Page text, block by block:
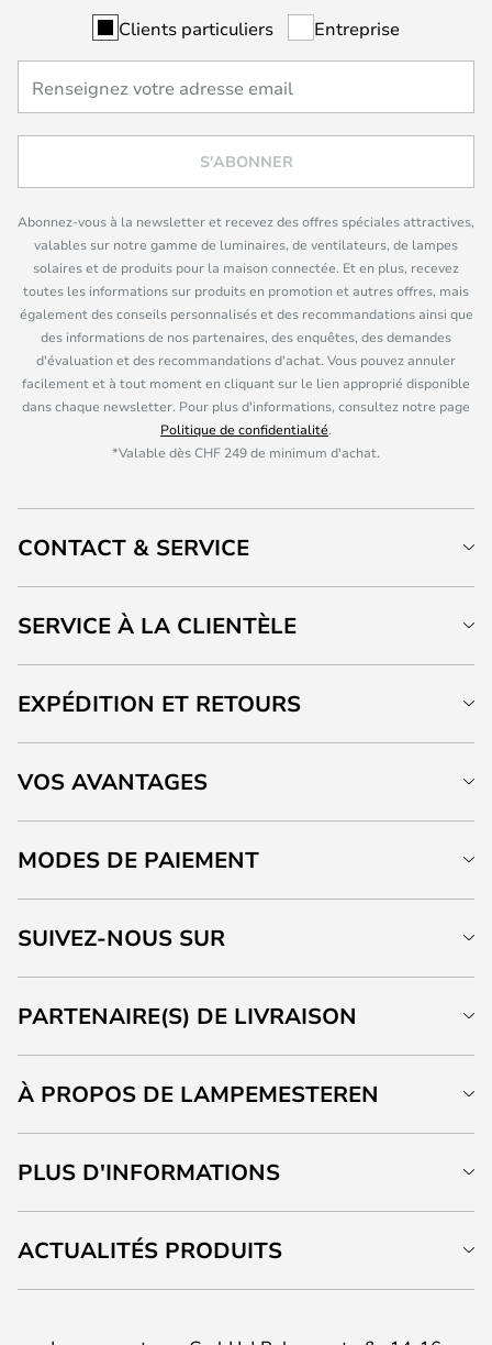
Clients particuliers Entreprise
S'ABONNER
Abonnez-vous à la newsletter et recevez des offres spéciales attractives,
valables sur notre gamme de luminaires, de ventilateurs, de lampes
solaires et de produits pour la maison connectée. Et en plus, recevez
toutes les informations sur produits en promotion et autres offres, mais
également des conseils personnalisés et des recommandations ainsi que
des informations de nos partenaires, des enquêtes, des demandes
d'évaluation et des recommandations d'achat. Vous pouvez annuler
facilement et à tout moment en cliquant sur le lien approprié disponible
dans chaque newsletter. Pour plus d'informations, consultez notre page
Politique de confidentialité.
*Valable dès CHF 249 de minimum d'achat.
CONTACT & SERVICE
SERVICE À LA CLIENTÈLE
EXPÉDITION ET RETOURS
VOS AVANTAGES
MODES DE PAIEMENT
SUIVEZ-NOUS SUR
PARTENAIRE(S) DE LIVRAISON
À PROPOS DE LAMPEMESTEREN
PLUS D'INFORMATIONS
ACTUALITÉS PRODUITS